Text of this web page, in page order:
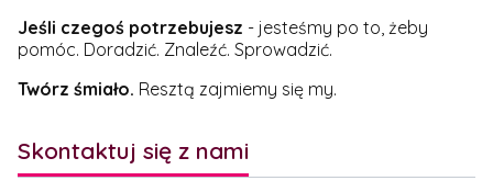
Jeśli czegoś potrzebujesz - jesteśmy po to, żeby
pomóc. Doradzić. Znaleźć. Sprowadzić.
Twórz śmiało. Resztą zajmiemy się my.
Skontaktuj się z nami